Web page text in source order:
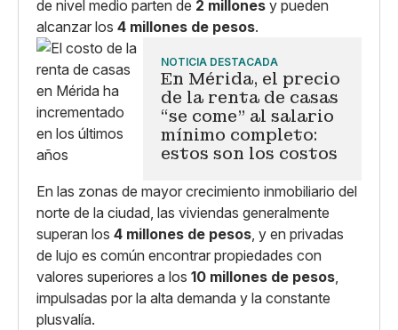
de nivel medio parten de 2 millones y pueden
alcanzar los 4 millones de pesos.
NOTICIA DESTACADA
En Mérida, el precio
de la renta de casas
“se come” al salario
mínimo completo:
estos son los costos
En las zonas de mayor crecimiento inmobiliario del
norte de la ciudad, las viviendas generalmente
superan los 4 millones de pesos , y en privadas
de lujo es común encontrar propiedades con
valores superiores a los 10 millones de pesos
impulsadas por la alta demanda y la constante
plusvalía.